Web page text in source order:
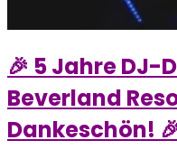
🎉 5 Jahre
Beverland
Dankeschön!